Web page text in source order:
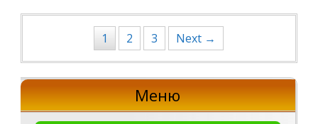
Posts
navigation1 2 3 Next →
Меню